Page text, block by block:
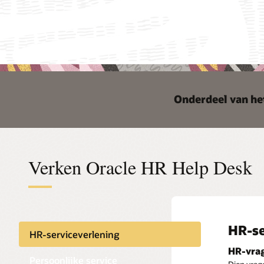
Onderdeel van
Verken Oracle HR Help Desk
HR-serviceverlening HR-
HR-
Een
Geef
Volgen
Voeg
en de
Gebruik